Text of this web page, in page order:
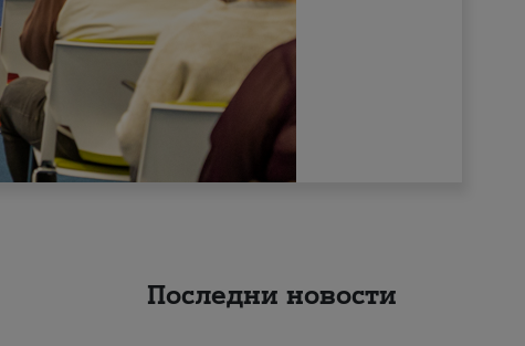
Последни новости